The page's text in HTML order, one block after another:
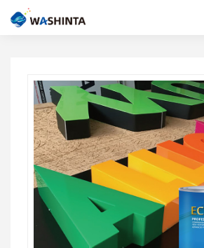
Mix Color Online
English
Français
Deutsch
Русский
Español